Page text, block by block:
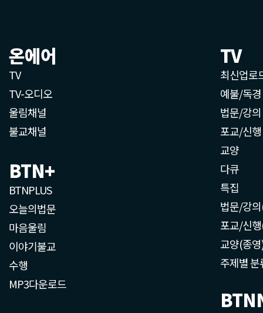
온에어
TV
TV-오디오
울림채널
불교채널
BTN+
BTNPLUS
오늘의법문
마음울림
이야기불교
수행
MP3다운로드
TV
최신업로
예불/독경
법문/강의
포교/신행
교양
다큐
특집
법문/강
포교/신
교양(종
주제별 분